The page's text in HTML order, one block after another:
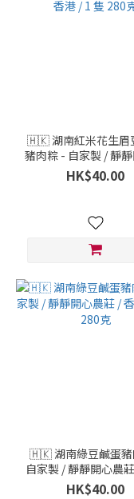
🇭🇰 湖南紅米花生眉
豬肉粽 - 自家製 / 靜
莊 / 香港 / 1 隻 280
HK$40.00
🇭🇰 湖南綠豆鹹蛋豬
自家製 / 靜靜開心農
/ 1 隻 280克
HK$40.00